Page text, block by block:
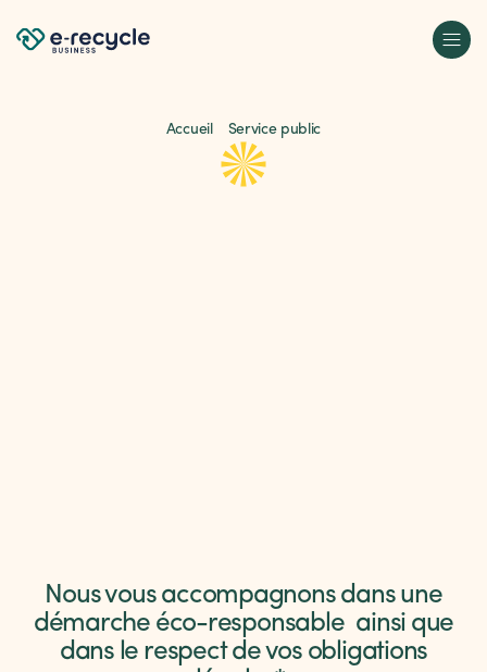
Accueil Service public
Nous vous accompagnons dans une
démarche éco-responsable ainsi que
dans le respect de vos obligations